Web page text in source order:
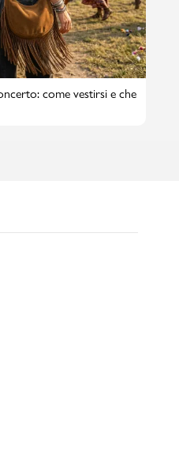
come vestirsi e che